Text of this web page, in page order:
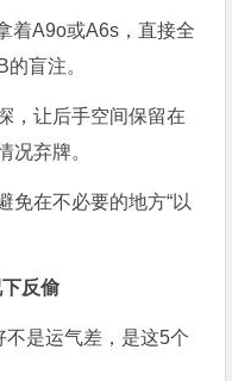
着A9o或A6s，直接全
盲注。
，让后手空间保留在
况弃牌。
免在不必要的地方“以
反偷